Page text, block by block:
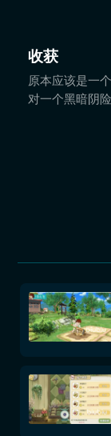
收获
原本应该是一
对一个黑暗阴